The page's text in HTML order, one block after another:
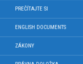
PREČÍTAJTE SI
ENGLISH DOCUMENTS
ZÁKONY